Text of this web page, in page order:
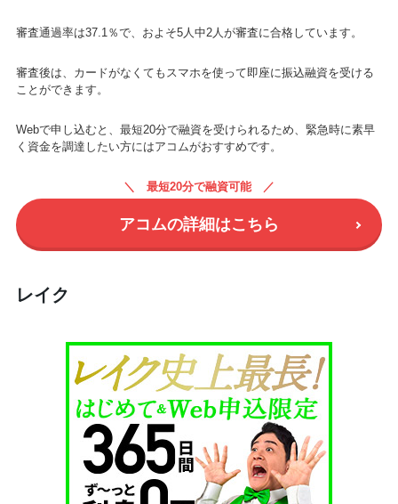
審査通過率は37.1％で、およそ5人中2人が審査に合格しています。
審査後は、カードがなくてもスマホを使って即座に振込融資を受ける
ことができます。
Webで申し込むと、最短20分で融資を受けられるため、緊急時に素早
く資金を調達したい方にはアコムがおすすめです。
最短20分で融資可能
アコムの詳細はこちら
レイク